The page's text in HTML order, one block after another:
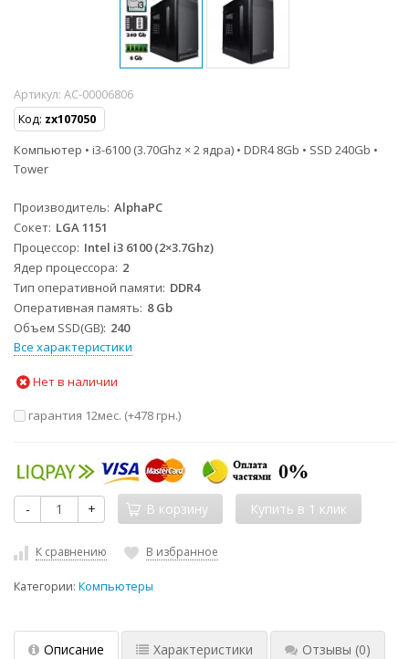
Артикул: AC-00006806
Код: zx107050
Компьютер • i3-6100 (3.70Ghz × 2 ядра) • DDR4 8Gb • SSD 240Gb •
Tower
Производитель AlphaPC
Сокет LGA 1151
Процессор Intel i3 6100 (2×3.7Ghz)
Ядер процессора 2
Тип оперативной памяти DDR4
Оперативная память 8 Gb
Объем SSD(GB) 240
Все характеристики
Нет в наличии
гарантия 12мес. (+478 грн.)
- + В корзину
К сравнению В избранное
Категории: Компьютеры
Описание Характеристики Отзывы (0)